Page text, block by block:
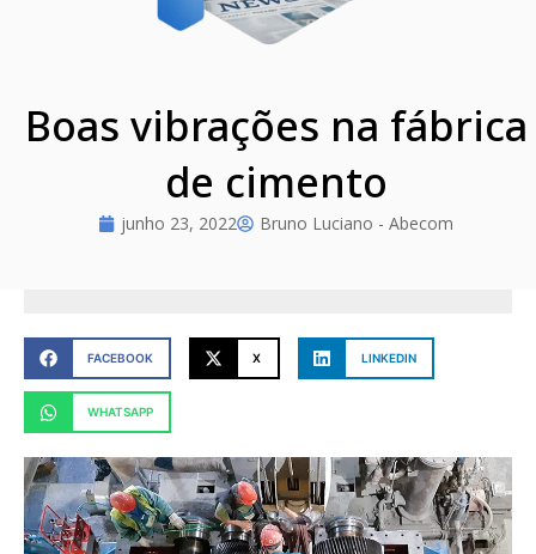
Boas vibrações na fábrica
de cimento
junho 23, 2022 Bruno Luciano - Abecom
FACEBOOK X LINKEDIN
WHATSAPP